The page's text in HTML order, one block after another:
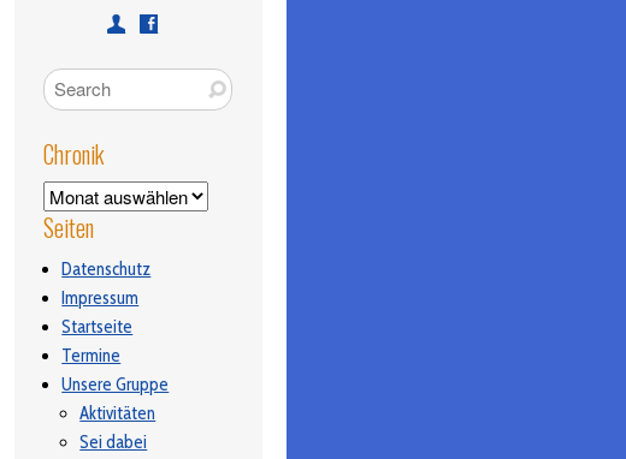
Chronik
Chronik
Seiten
Datenschutz
Impressum
Startseite
Termine
Unsere Gruppe
Aktivitäten
Sei dabei